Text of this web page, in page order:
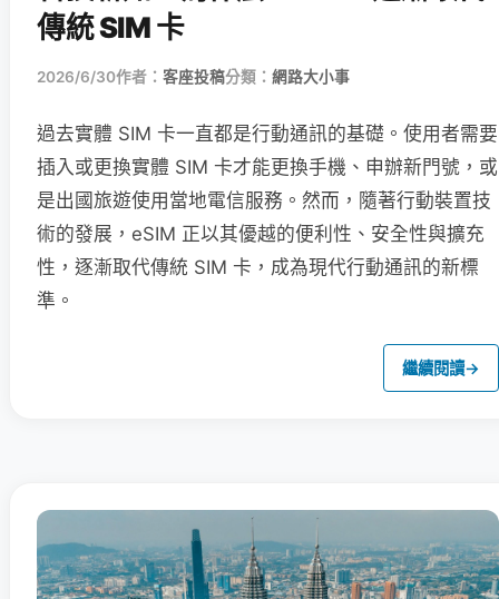
傳統 SIM 卡
2026/6/30作者： 客座投稿分類： 網路大小事
過去實體 SIM 卡一直都是行動通訊的基礎。使用者需要
插入或更換實體 SIM 卡才能更換手機、申辦新門號，或
是出國旅遊使用當地電信服務。然而，隨著行動裝置技
術的發展，eSIM 正以其優越的便利性、安全性與擴充
性，逐漸取代傳統 SIM 卡，成為現代行動通訊的新標
準。
繼續閱讀→